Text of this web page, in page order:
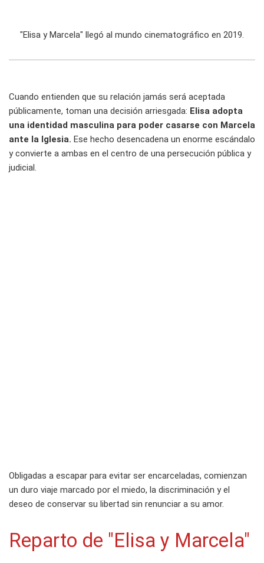
"Elisa y Marcela" llegó al mundo cinematográfico en 2019.
Cuando entienden que su relación jamás será aceptada
públicamente, toman una decisión arriesgada: Elisa adopta
una identidad masculina para poder casarse con Marcela
ante la Iglesia. Ese hecho desencadena un enorme escándalo
y convierte a ambas en el centro de una persecución pública y
judicial.
Obligadas a escapar para evitar ser encarceladas, comienzan
un duro viaje marcado por el miedo, la discriminación y el
deseo de conservar su libertad sin renunciar a su amor.
Reparto de "Elisa y Marcela"